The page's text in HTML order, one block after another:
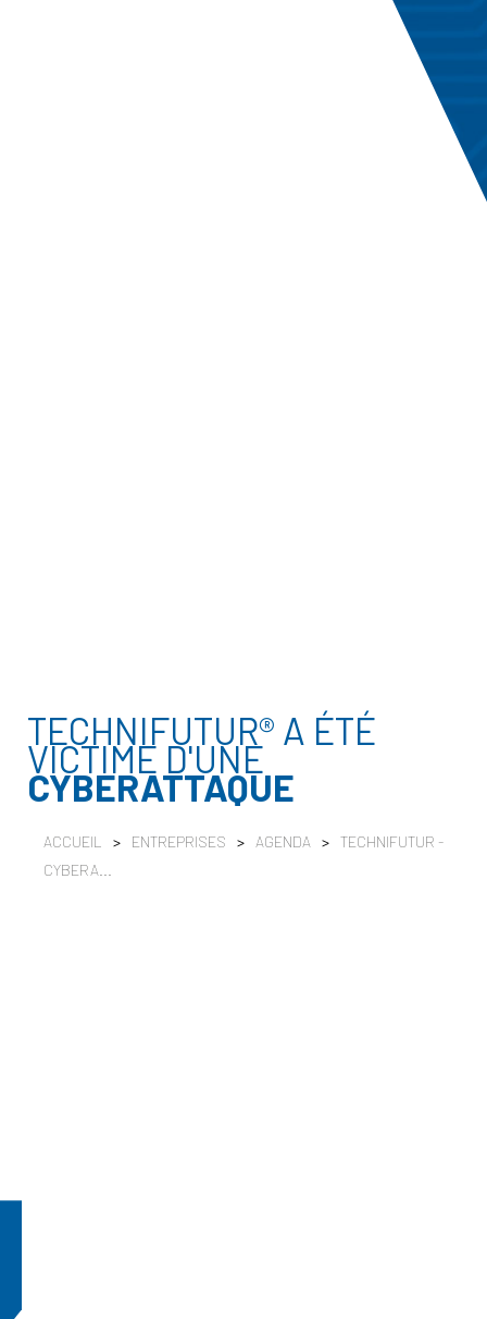
TECHNIFUTUR® A ÉTÉ
VICTIME D'UNE
CYBERATTAQUE
ACCUEIL > ENTREPRISES > AGENDA > TECHNIFUTUR -
CYBERA...